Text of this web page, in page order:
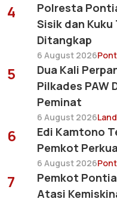
4
Polresta
Sisik dan
Ditangkap
6 August 2026
5
Dua Kali
Pilkades PAW
Peminat
6 August 2026
6
Edi Kamtono
Pemkot
6 August 2026
7
Pemkot
Atasi